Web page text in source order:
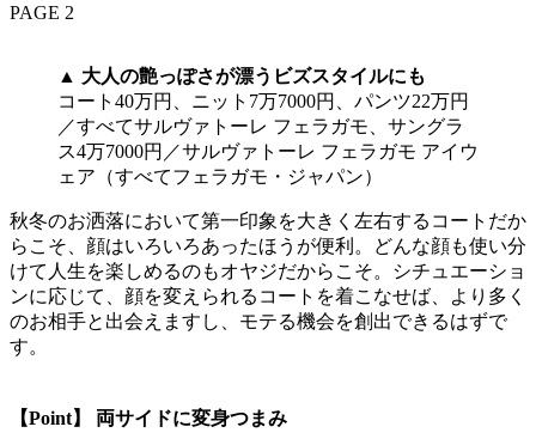
PAGE 2
▲ 大人の艶っぽさが漂うビズスタイルにも
コート40万円、ニット7万7000円、パンツ22万円
／すべてサルヴァトーレ フェラガモ、サングラ
ス4万7000円／サルヴァトーレ フェラガモ アイウ
ェア（すべてフェラガモ・ジャパン）
秋冬のお洒落において第一印象を大きく左右するコートだか
らこそ、顔はいろいろあったほうが便利。どんな顔も使い分
けて人生を楽しめるのもオヤジだからこそ。シチュエーショ
ンに応じて、顔を変えられるコートを着こなせば、より多く
のお相手と出会えますし、モテる機会を創出できるはずで
す。
【Point】 両サイドに変身つまみ